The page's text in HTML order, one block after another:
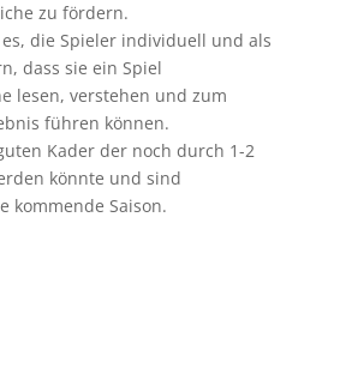
zu fördern.
die Spieler individuell und als
dass sie ein Spiel
lesen, verstehen und zum
führen können.
Kader der noch durch 1-2
könnte und sind
kommende Saison.